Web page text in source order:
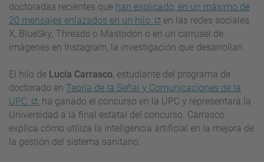
doctoradas recientes que han explicado, en un máximo de
20 mensajes enlazados en un hilo
en las redes sociales
X, BlueSky, Threads o Mastodon o en un carrusel de
imágenes en Instagram, la investigación que desarrollan.
El hilo de Lucía Carrasco, estudiante del programa de
doctorado en Teoría de la Señal y Comunicaciones de la
UPC
, ha ganado el concurso en la UPC y representará la
Universidad a la final estatal del concurso. Carrasco
explica cómo utiliza la inteligencia artificial en la mejora de
la gestión del sistema sanitario.